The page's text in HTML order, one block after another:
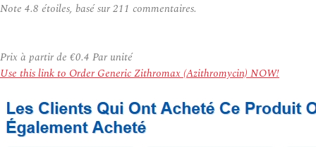
Note 4.8 étoiles, basé sur211 commentaires.
Prix à partir de €0.4 Par unité
Use this link to Order Generic Zithromax (Azithromycin) NOW!